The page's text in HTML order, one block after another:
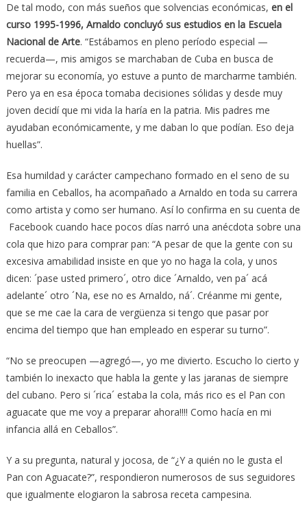
De tal modo, con más sueños que solvencias económicas, en el
curso 1995-1996, Arnaldo concluyó sus estudios en la Escuela
Nacional de Arte. “Estábamos en pleno período especial —
recuerda—, mis amigos se marchaban de Cuba en busca de
mejorar su economía, yo estuve a punto de marcharme también.
Pero ya en esa época tomaba decisiones sólidas y desde muy
joven decidí que mi vida la haría en la patria. Mis padres me
ayudaban económicamente, y me daban lo que podían. Eso deja
huellas”.
Esa humildad y carácter campechano formado en el seno de su
familia en Ceballos, ha acompañado a Arnaldo en toda su carrera
como artista y como ser humano. Así lo confirma en su cuenta de
Facebook cuando hace pocos días narró una anécdota sobre una
cola que hizo para comprar pan: “A pesar de que la gente con su
excesiva amabilidad insiste en que yo no haga la cola, y unos
dicen: ´pase usted primero´, otro dice ´Arnaldo, ven pa´ acá
adelante´ otro ´Na, ese no es Arnaldo, ná´. Créanme mi gente,
que se me cae la cara de vergüenza si tengo que pasar por
encima del tiempo que han empleado en esperar su turno”.
“No se preocupen —agregó—, yo me divierto. Escucho lo cierto y
también lo inexacto que habla la gente y las jaranas de siempre
del cubano. Pero si ´rica´ estaba la cola, más rico es el Pan con
aguacate que me voy a preparar ahora!!!! Como hacía en mi
infancia allá en Ceballos”.
Y a su pregunta, natural y jocosa, de “¿Y a quién no le gusta el
Pan con Aguacate?”, respondieron numerosos de sus seguidores
que igualmente elogiaron la sabrosa receta campesina.